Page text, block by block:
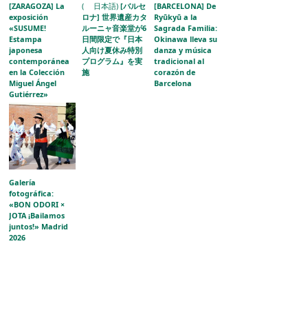
[ZARAGOZA] La
exposición
«SUSUME!
Estampa
japonesa
contemporánea
en la Colección
Miguel Ángel
Gutiérrez»
acerca la
evolución del
grabado japonés
al público
aragonés
( 日本語) [バルセ
ロナ] 世界遺産カタ
ルーニャ音楽堂が6
日間限定で『日本
人向け夏休み特別
プログラム』を実
施
[BARCELONA] De
Ryūkyū a la
Sagrada Familia:
Okinawa lleva su
danza y música
tradicional al
corazón de
Barcelona
Galería
fotográfica:
«BON ODORI ×
JOTA ¡Bailamos
juntos!» Madrid
2026